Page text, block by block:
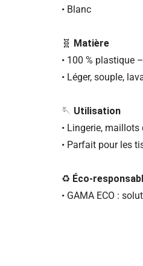
• Blanc
🧬 Matière
• 100 % plastique
• Léger, souple,
🪡 Utilisation
• Lingerie,
• Parfait pour les
♻️ Éco-
• GAMA ECO :